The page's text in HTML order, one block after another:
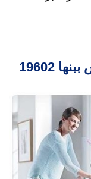
19602